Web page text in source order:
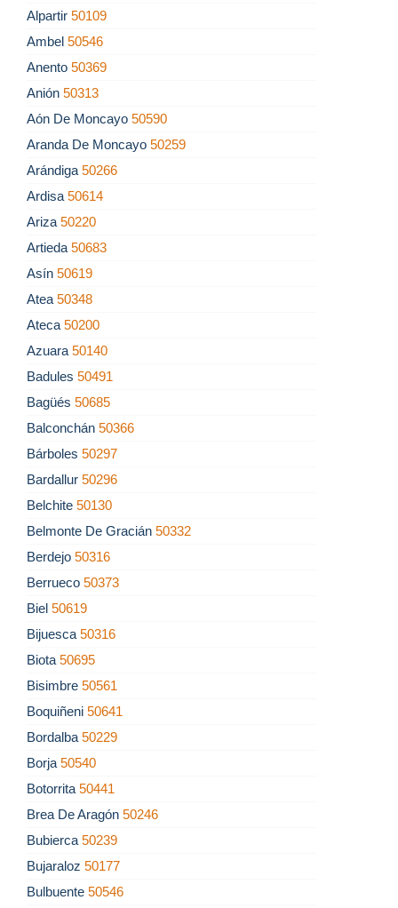
Alpartir 50109
Ambel 50546
Anento 50369
Anión 50313
Aón De Moncayo 50590
Aranda De Moncayo 50259
Arándiga 50266
Ardisa 50614
Ariza 50220
Artieda 50683
Asín 50619
Atea 50348
Ateca 50200
Azuara 50140
Badules 50491
Bagüés 50685
Balconchán 50366
Bárboles 50297
Bardallur 50296
Belchite 50130
Belmonte De Gracián 50332
Berdejo 50316
Berrueco 50373
Biel 50619
Bijuesca 50316
Biota 50695
Bisimbre 50561
Boquiñeni 50641
Bordalba 50229
Borja 50540
Botorrita 50441
Brea De Aragón 50246
Bubierca 50239
Bujaraloz 50177
Bulbuente 50546